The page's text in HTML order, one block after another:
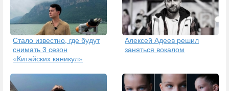
Стало известно, где будут
снимать 3 сезон
«Китайских каникул»
Алексей Адеев решил
заняться вокалом